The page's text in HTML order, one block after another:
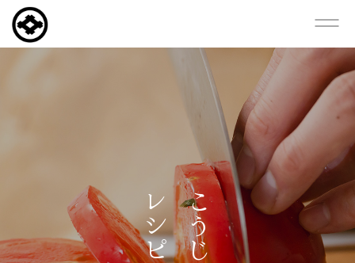
こうじ
レシピ